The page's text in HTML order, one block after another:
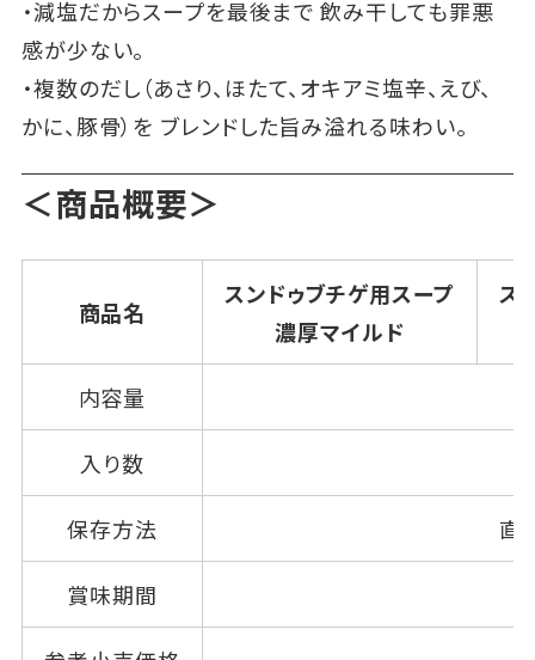
・減塩だからスープを最後まで 飲み干しても罪悪
感が少ない。
・複数のだし（あさり、ほたて、オキアミ塩辛、えび、
かに、豚骨）を ブレンドした旨み溢れる味わい。
＜商品概要＞
商品名
スンドゥブチゲ用スープ
濃厚マイルド
ス
内容量
入り数
保存方法 直
賞味期間